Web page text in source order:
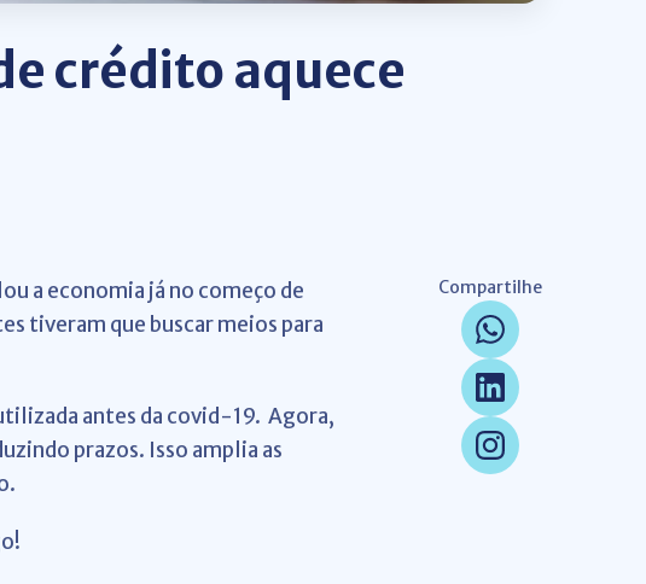
crédito aquece
a economia já no começo de
tiveram que buscar meios para
antes da covid-19. Agora,
prazos. Isso amplia as
Compartilhe